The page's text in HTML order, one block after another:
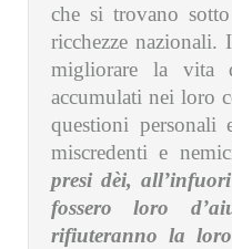
che si trovano
ricchezze nazionali.
migliorare la vita
accumulati nei loro
questioni
miscredenti e
presi dèi,
fossero loro
rifiuteranno la